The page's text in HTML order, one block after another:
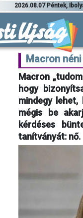
2026.08.07 Péntek,
Macron
Macron
hogy
mindegy lehet,
mégis be
kérdéses
tanítványát: nő.